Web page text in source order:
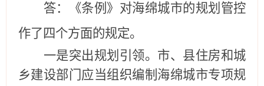
答：《条例》对海绵城市的规划管控
作了四个方面的规定。
一是突出规划引领。 市、县住房和城
乡建设部门应当组织编制海绵城市专项规